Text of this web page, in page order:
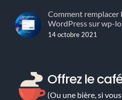
Comment remplacer
WordPress sur wp-
14 octobre 2021
Offrez le
(Ou une bière, si